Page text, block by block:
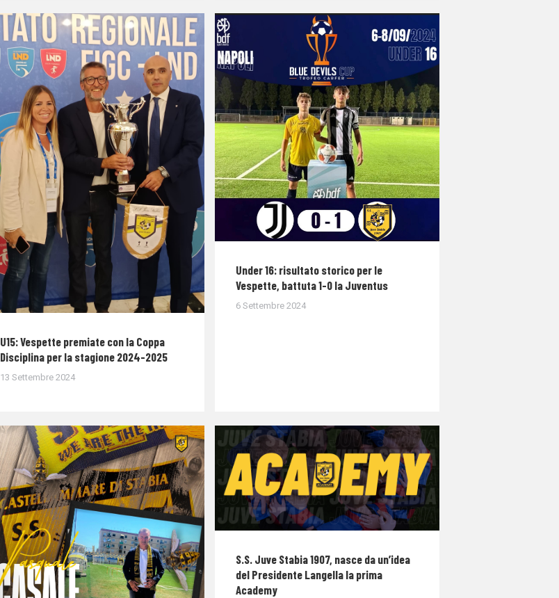
U15: Vespette premiate con la Coppa
Disciplina per la stagione 2024-2025
13 Settembre 2024
Under 16: risultato storico per le
Vespette, battuta 1-0 la Juventus
6 Settembre 2024
S.S. Juve Stabia 1907, nasce da un’idea
del Presidente Langella la prima
Academy